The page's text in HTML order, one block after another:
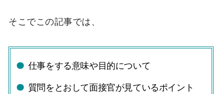
そこでこの記事では、
仕事をする意味や目的について
質問をとおして面接官が見ているポイント